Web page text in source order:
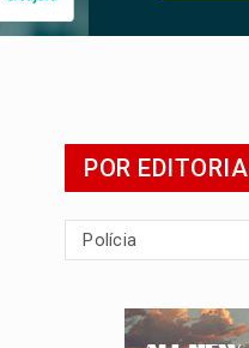
POR EDITORIA